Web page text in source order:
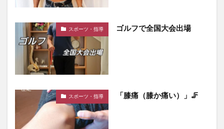
スポーツ・指導 ゴルフで全国大会出場
スポーツ・指導 「膝痛（膝か痛い）」🦵